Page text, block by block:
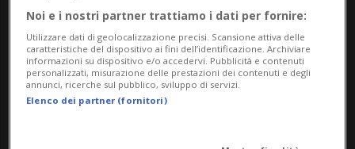
SVIZZERA
Anche le casse malati muoiono,
Noi e i nostri partner trattiamo i dati per fornire:
Utilizzare dati di geolocalizzazione precisi. Scansione attiva delle
caratteristiche del dispositivo ai fini dell’identificazione. Archiviare
informazioni su dispositivo e/o accedervi. Pubblicità e contenuti
personalizzati, misurazione delle prestazioni dei contenuti e degli
annunci, ricerche sul pubblico, sviluppo di servizi.
Elenco dei partner (fornitori)